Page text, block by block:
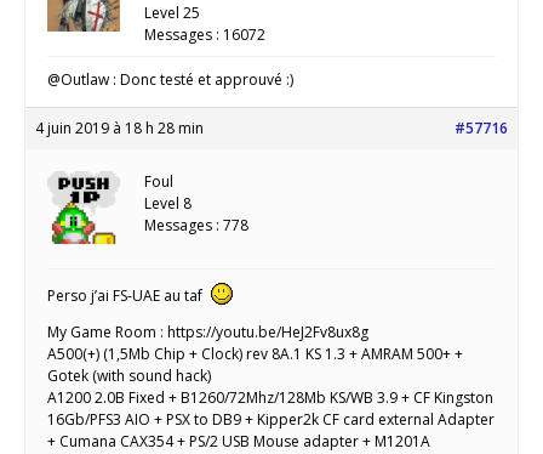
Level 25
Messages : 16072
@Outlaw : Donc testé et approuvé :)
4 juin 2019 à 18 h 28 min #57716
Foul
Level 8
Messages : 778
Perso j’ai FS-UAE au taf
My Game Room : https://youtu.be/HeJ2Fv8ux8g
A500(+) (1,5Mb Chip + Clock) rev 8A.1 KS 1.3 + AMRAM 500+ +
Gotek (with sound hack)
A1200 2.0B Fixed + B1260/72Mhz/128Mb KS/WB 3.9 + CF Kingston
16Gb/PFS3 AIO + PSX to DB9 + Kipper2k CF card external Adapter
+ Cumana CAX354 + PS/2 USB Mouse adapter + M1201A